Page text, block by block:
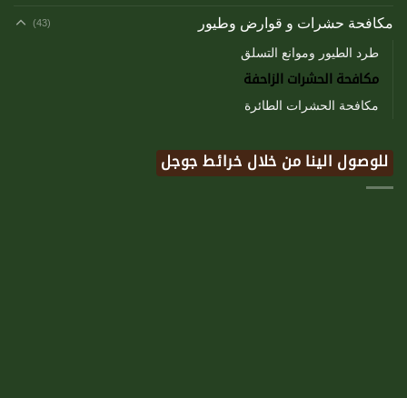
مكافحة حشرات و قوارض وطيور (43)
طرد الطيور وموانع التسلق
مكافحة الحشرات الزاحفة
مكافحة الحشرات الطائرة
للوصول الينا من خلال خرائط جوجل